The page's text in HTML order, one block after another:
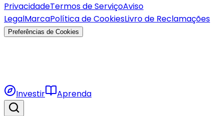
PrivacidadeTermos de ServiçoAviso
LegalMarcaPolítica de CookiesLivro de Reclamações
Preferências de Cookies
Investir Aprenda